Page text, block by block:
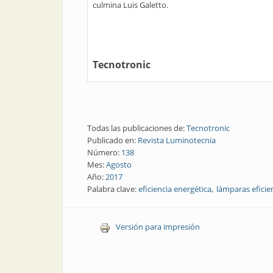
culmina Luis Galetto.
Tecnotronic
Todas las publicaciones de:Tecnotronic
Publicado en: Revista Luminotecnia
Número: 138
Mes:Agosto
Año:2017
Palabra clave:eficiencia energética lámparas
Versión para impresión